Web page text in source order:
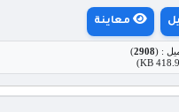
معاينة
: (
2908
)